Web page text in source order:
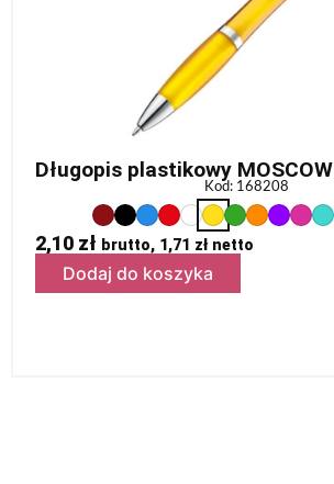
Długopis plastikowy MOSCOW
Kod: 168208
2,10 zł brutto, 1,71 złnetto
Dodaj do koszyka